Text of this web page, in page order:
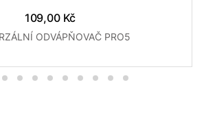
109,00 Kč
ODVÁPŇOVAČ PRO5